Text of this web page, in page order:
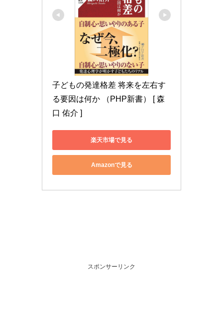
子どもの発達格差 将来を左右す
る要因は何か （PHP新書） [ 森
口 佑介 ]
楽天市場で見る
Amazonで見る
スポンサーリンク